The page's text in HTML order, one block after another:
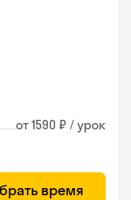
от 1590 ₽ / урок
время